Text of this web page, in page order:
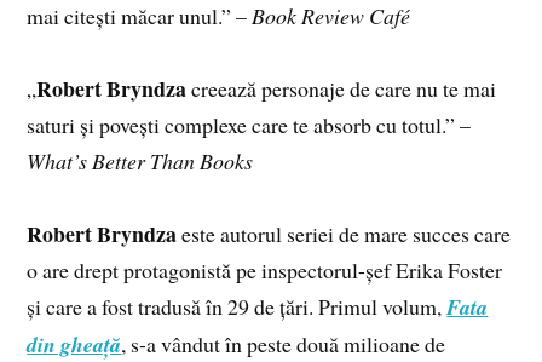
mai citești măcar unul.” –Book Review Café
„Robert Bryndzacreează personaje de care nu te mai
saturi și povești complexe care te absorb cu totul.” –
What’s Better Than Books
Robert Bryndzaeste autorul seriei de mare succes care
o are drept protagonistă pe inspectorul-șef Erika Foster
și care a fost tradusă în 29 de țări. Primul volum,Fata
din gheață, s-a vândut în peste două milioane de